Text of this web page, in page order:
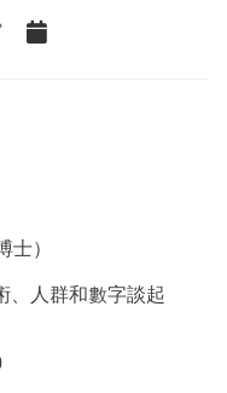
Add to Calendar
士）
、人群和數字談起